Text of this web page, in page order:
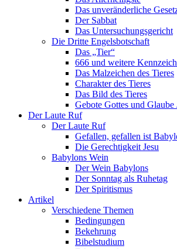
Das unveränderliche
Der Sabbat
Das Untersuchungsgericht
Die Dritte Engelsbotschaft
Das „Tier“
666 und weitere
Das Malzeichen des Tieres
Charakter des Tieres
Das Bild des Tieres
Gebote Gottes und Glaube
Der Laute Ruf
Der Laute Ruf
Gefallen, gefallen ist
Die Gerechtigkeit Jesu
Babylons Wein
Der Wein Babylons
Der Sonntag als Ruhetag
Der Spiritismus
Artikel
Verschiedene Themen
Bedingungen
Bekehrung
Bibelstudium